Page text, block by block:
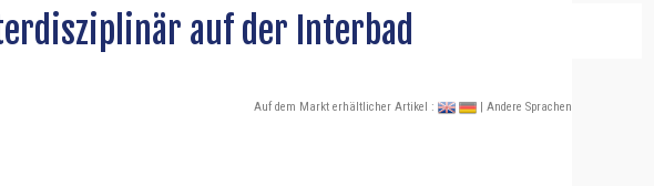
auf der Interbad
Auf dem Markt erhältlicher Artikel : | Andere Sprachen